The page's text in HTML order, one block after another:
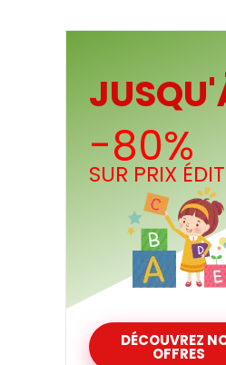
-80%
SUR PRIX
DÉCOUVREZ
OFFRES